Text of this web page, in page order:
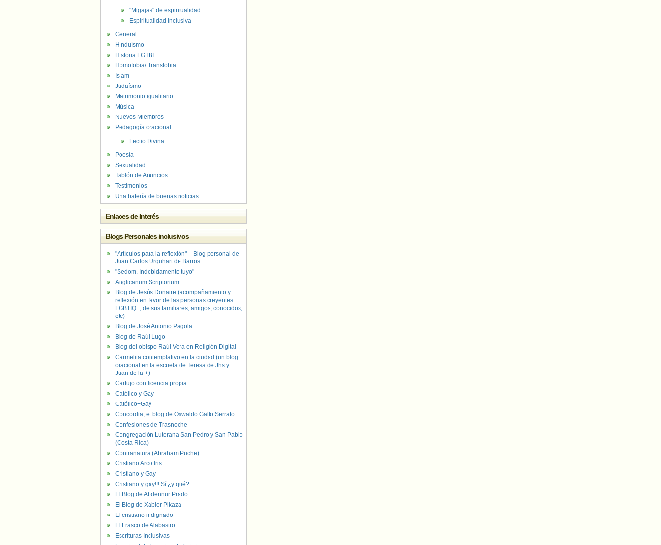
"Migajas" de espiritualidad
Espiritualidad Inclusiva
General
Hinduísmo
Historia LGTBI
Homofobia/ Transfobia.
Islam
Judaísmo
Matrimonio igualitario
Música
Nuevos Miembros
Pedagogía oracional
Lectio Divina
Poesía
Sexualidad
Tablón de Anuncios
Testimonios
Una batería de buenas noticias
Enlaces de Interés
Blogs Personales inclusivos
"Artículos para la reflexión" – Blog personal de
Juan Carlos Urquhart de Barros.
"Sedom. Indebidamente tuyo"
Anglicanum Scriptorium
Blog de Jesús Donaire (acompañamiento y
reflexión en favor de las personas creyentes
LGBTIQ+, de sus familiares, amigos, conocidos,
etc)
Blog de José Antonio Pagola
Blog de Raúl Lugo
Blog del obispo Raúl Vera en Religión Digital
Carmelita contemplativo en la ciudad (un blog
oracional en la escuela de Teresa de Jhs y
Juan de la +)
Cartujo con licencia propia
Católico y Gay
Católico+Gay
Concordia, el blog de Oswaldo Gallo Serrato
Confesiones de Trasnoche
Congregación Luterana San Pedro y San Pablo
(Costa Rica)
Contranatura (Abraham Puche)
Cristiano Arco Iris
Cristiano y Gay
Cristiano y gay!!! Sí ¿y qué?
El Blog de Abdennur Prado
El Blog de Xabier Pikaza
El cristiano indignado
El Frasco de Alabastro
Escrituras Inclusivas